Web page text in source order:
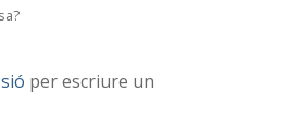
per escriure un